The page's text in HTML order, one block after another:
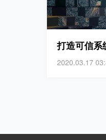
2020.03.17